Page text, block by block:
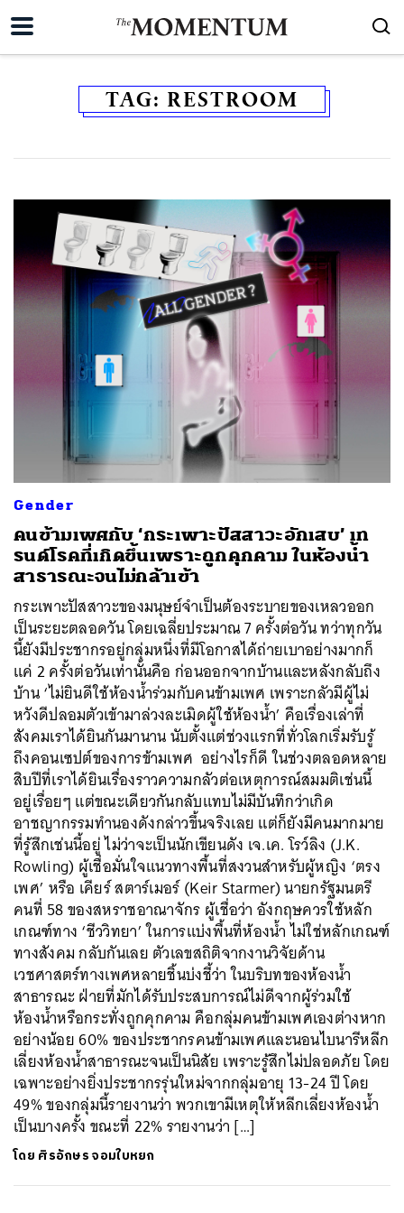
TAG: RESTROOM
Gender
คนข้ามเพศกับ ‘กระเพาะปัสสาวะอักเสบ’ เท
รนด์โรคที่เกิดขึ้นเพราะถูกคุกคาม ในห้องน้ำ
สาธารณะจนไม่กล้าเข้า
กระเพาะปัสสาวะของมนุษย์จำเป็นต้องระบายของเหลวออก
เป็นระยะตลอดวัน โดยเฉลี่ยประมาณ 7 ครั้งต่อวัน ทว่าทุกวัน
นี้ยังมีประชากรอยู่กลุ่มหนึ่งที่มีโอกาสได้ถ่ายเบาอย่างมากก็
แค่ 2 ครั้งต่อวันเท่านั้นคือ ก่อนออกจากบ้านและหลังกลับถึง
บ้าน ‘ไม่ยินดีใช้ห้องน้ำร่วมกับคนข้ามเพศ เพราะกลัวมีผู้ไม่
หวังดีปลอมตัวเข้ามาล่วงละเมิดผู้ใช้ห้องน้ำ’ คือเรื่องเล่าที่
สังคมเราได้ยินกันมานาน นับตั้งแต่ช่วงแรกที่ทั่วโลกเริ่มรับรู้
ถึงคอนเซปต์ของการข้ามเพศ อย่างไรก็ดี ในช่วงตลอดหลาย
สิบปีที่เราได้ยินเรื่องราวความกลัวต่อเหตุการณ์สมมติเช่นนี้
อยู่เรื่อยๆ แต่ขณะเดียวกันกลับแทบไม่มีบันทึกว่าเกิด
อาชญากรรมทำนองดังกล่าวขึ้นจริงเลย แต่ก็ยังมีคนมากมาย
ที่รู้สึกเช่นนี้อยู่ ไม่ว่าจะเป็นนักเขียนดัง เจ.เค. โรว์ลิง (J.K.
Rowling) ผู้เชื่อมั่นใจแนวทางพื้นที่สงวนสำหรับผู้หญิง ‘ตรง
เพศ’ หรือ เคียร์ สตาร์เมอร์ (Keir Starmer) นายกรัฐมนตรี
คนที่ 58 ของสหราชอาณาจักร ผู้เชื่อว่า อังกฤษควรใช้หลัก
เกณฑ์ทาง ‘ชีววิทยา’ ในการแบ่งพื้นที่ห้องน้ำ ไม่ใช่หลักเกณฑ์
ทางสังคม กลับกันเลย ตัวเลขสถิติจากงานวิจัยด้าน
เวชศาสตร์ทางเพศหลายชิ้นบ่งชี้ว่า ในบริบทของห้องน้ำ
สาธารณะ ฝ่ายที่มักได้รับประสบการณ์ไม่ดีจากผู้ร่วมใช้
ห้องน้ำหรือกระทั่งถูกคุกคาม คือกลุ่มคนข้ามเพศเองต่างหาก
อย่างน้อย 60% ของประชากรคนข้ามเพศและนอนไบนารีหลีก
เลี่ยงห้องน้ำสาธารณะจนเป็นนิสัย เพราะรู้สึกไม่ปลอดภัย โดย
เฉพาะอย่างยิ่งประชากรรุ่นใหม่จากกลุ่มอายุ 13-24 ปี โดย
49% ของกลุ่มนี้รายงานว่า พวกเขามีเหตุให้หลีกเลี่ยงห้องน้ำ
เป็นบางครั้ง ขณะที่ 22% รายงานว่า […]
โดย ศิรอักษร จอมใบหยก
SHARE TWEET LINE EMAIL